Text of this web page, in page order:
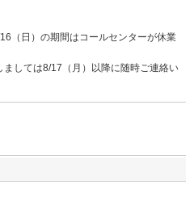
（日）の期間はコールセンターが休業
しては8/17（月）以降に随時ご連絡い